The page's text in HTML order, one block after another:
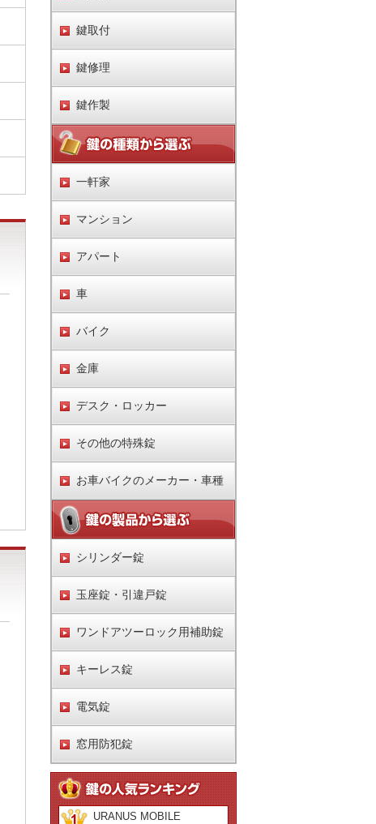
鍵取付
鍵修理
鍵作製
一軒家
マンション
アパート
車
バイク
金庫
デスク・ロッカー
その他の特殊錠
お車バイクのメーカー・車種
シリンダー錠
玉座錠・引違戸錠
ワンドアツーロック用補助錠
キーレス錠
電気錠
窓用防犯錠
URANUS MOBILE